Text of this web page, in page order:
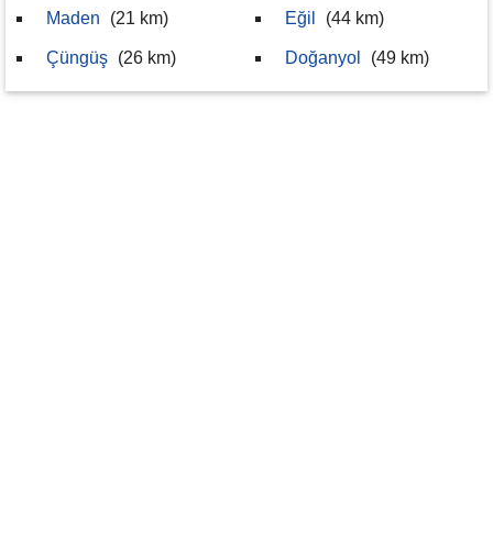
Maden (21 km)
Çüngüş (26 km)
Eğil (44 km)
Doğanyol (49 km)